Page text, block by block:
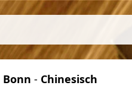
Bonn - Chinesisch